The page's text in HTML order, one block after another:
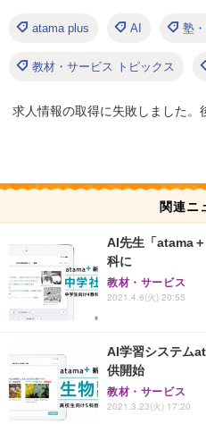
atama plus AI 塾
教材・サービス トピックス
求人情報の取得に失敗しました。
関連ニ
AI先生「atama
科に
教材・サービス
2021.4.6(火) 20:55
AI学習システム
供開始
教材・サービス
2021.3.23(火) 17:20